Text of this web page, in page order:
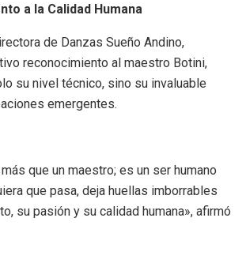
a la Calidad Humana
de Danzas Sueño Andino,
reconocimiento al maestro Botini,
su nivel técnico, sino su invaluable
emergentes.
que un maestro; es un ser humano
que pasa, deja huellas imborrables
su pasión y su calidad humana», afirmó